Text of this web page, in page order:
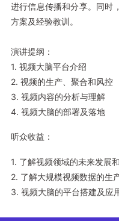
进行信息传播和分享。同时
方案及经验教训。
演讲提纲：
1. 视频大脑平台介绍
2. 视频的生产、聚合和风控
3. 视频内容的分析与理解
4. 视频大脑的部署及落地
听众收益：
1. 了解视频领域的未来发展
2. 了解大规模视频数据的生
3. 视频大脑的平台搭建及应